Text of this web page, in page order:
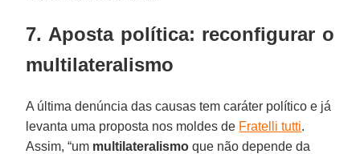
7. Aposta política: reconfigurar o
multilateralismo
A última denúncia das causas tem caráter político e já
levanta uma proposta nos moldes de Fratelli tutti.
Assim, “um multilateralismo que não depende da